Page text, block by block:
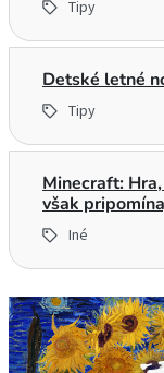
Tipy
Detské letné
Tipy
Minecraft:
však
Iné